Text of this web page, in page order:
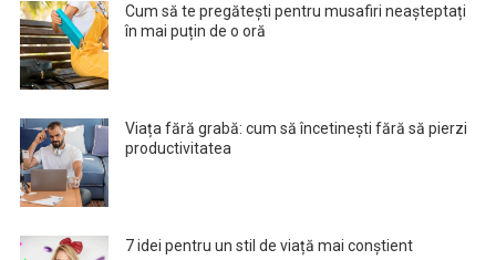
Cum să te pregătești pentru musafiri neașteptați
în mai puțin de o oră
Viața fără grabă: cum să încetinești fără să pierzi
productivitatea
7 idei pentru un stil de viață mai conștient